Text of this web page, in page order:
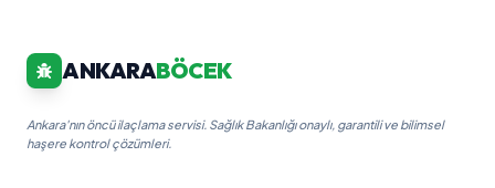
ANKARABÖCEK
Ankara'nın öncü ilaçlama servisi. Sağlık Bakanlığı onaylı, garantili ve bilimsel
haşere kontrol çözümleri.